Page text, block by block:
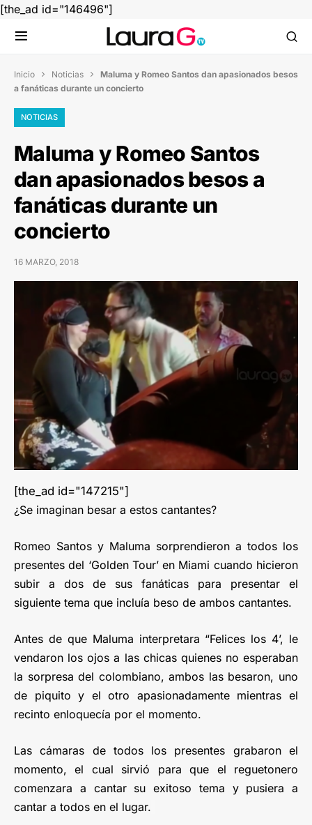
[the_ad id="146496"]
Inicio  Noticias  Maluma y Romeo Santos dan apasionados besos
a fanáticas durante un concierto
NOTICIAS
Maluma y Romeo Santos
dan apasionados besos a
fanáticas durante un
concierto
16 MARZO, 2018
[the_ad id="147215"]
¿Se imaginan besar a estos cantantes?
Romeo Santos y Maluma sorprendieron a todos los
presentes del ‘Golden Tour’ en Miami cuando hicieron
subir a dos de sus fanáticas para presentar el
siguiente tema que incluía beso de ambos cantantes.
Antes de que Maluma interpretara “Felices los 4’, le
vendaron los ojos a las chicas quienes no esperaban
la sorpresa del colombiano, ambos las besaron, uno
de piquito y el otro apasionadamente mientras el
recinto enloquecía por el momento.
Las cámaras de todos los presentes grabaron el
momento, el cual sirvió para que el reguetonero
comenzara a cantar su exitoso tema y pusiera a
cantar a todos en el lugar.